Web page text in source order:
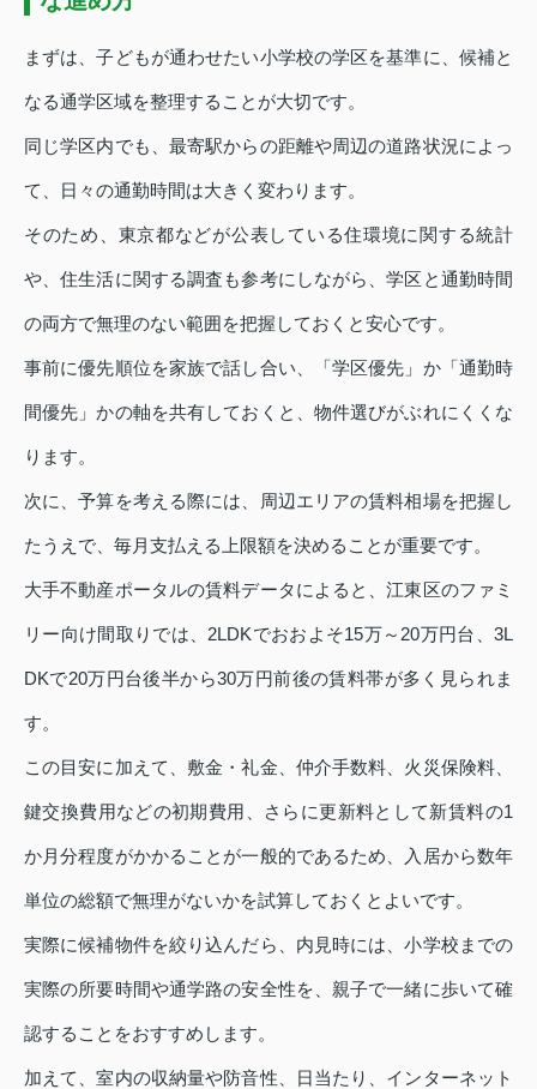
まずは、子どもが通わせたい小学校の学区を基準に、候補と
なる通学区域を整理することが大切です。
同じ学区内でも、最寄駅からの距離や周辺の道路状況によっ
て、日々の通勤時間は大きく変わります。
そのため、東京都などが公表している住環境に関する統計
や、住生活に関する調査も参考にしながら、学区と通勤時間
の両方で無理のない範囲を把握しておくと安心です。
事前に優先順位を家族で話し合い、「学区優先」か「通勤時
間優先」かの軸を共有しておくと、物件選びがぶれにくくな
ります。
次に、予算を考える際には、周辺エリアの賃料相場を把握し
たうえで、毎月支払える上限額を決めることが重要です。
大手不動産ポータルの賃料データによると、江東区のファミ
リー向け間取りでは、2LDKでおおよそ15万～20万円台、3L
DKで20万円台後半から30万円前後の賃料帯が多く見られま
す。
この目安に加えて、敷金・礼金、仲介手数料、火災保険料、
鍵交換費用などの初期費用、さらに更新料として新賃料の1
か月分程度がかかることが一般的であるため、入居から数年
単位の総額で無理がないかを試算しておくとよいです。
実際に候補物件を絞り込んだら、内見時には、小学校までの
実際の所要時間や通学路の安全性を、親子で一緒に歩いて確
認することをおすすめします。
加えて、室内の収納量や防音性、日当たり、インターネット